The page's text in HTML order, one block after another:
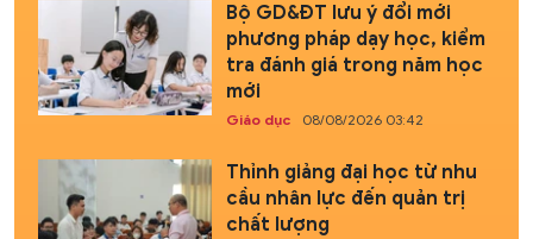
Bộ GD&ĐT lưu ý đổi mới
phương pháp dạy học, kiểm
tra đánh giá trong năm học
mới
Giáo dục 08/08/2026 03:42
Thỉnh giảng đại học từ nhu
cầu nhân lực đến quản trị
chất lượng